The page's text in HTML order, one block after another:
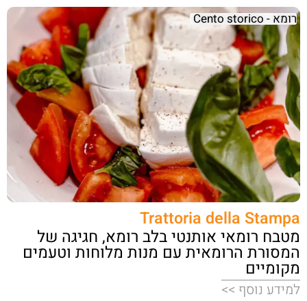
רומא - Cento storico
Trattoria della Stampa
מטבח רומאי אותנטי בלב רומא, חגיגה של
המסורת הרומאית עם מנות מלוחות וטעמים
מקומיים
למידע נוסף >>